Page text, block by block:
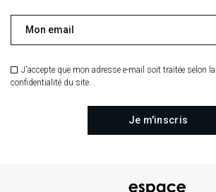
J'accepte que mon adresse e-mail soit traitée selon
confidentialité du site.